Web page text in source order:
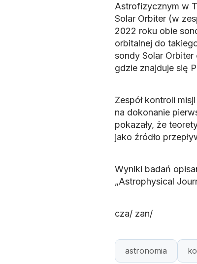
Astrofizycznym w
Solar Orbiter (w
2022 roku obie
orbitalnej do
sondy Solar
gdzie znajduje się
Zespół kontroli
na dokonanie
pokazały, że
jako źródło
Wyniki badań
„Astrophysical
cza/ zan/
astronomia